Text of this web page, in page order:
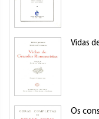
Vidas
Os